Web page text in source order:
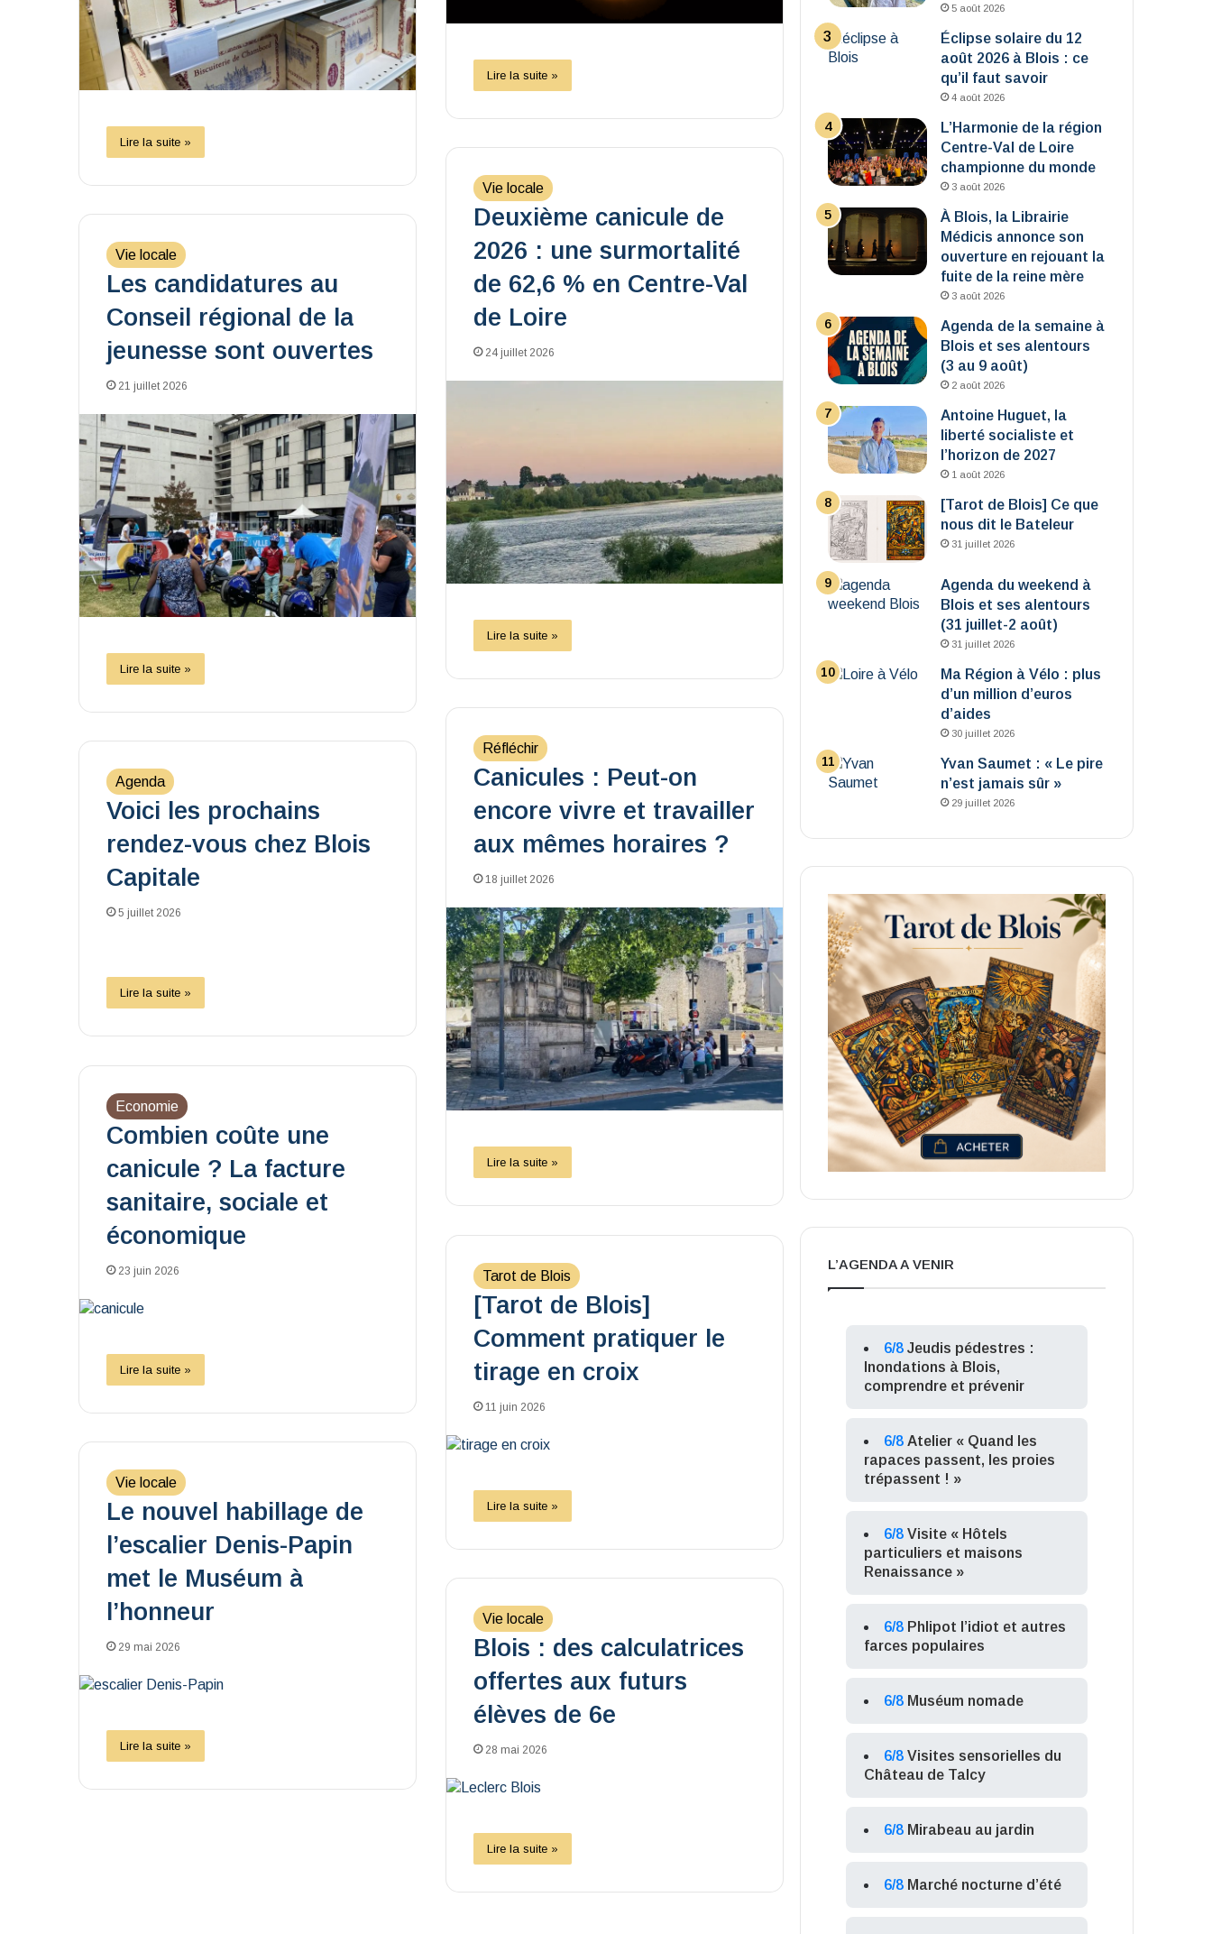
Lire la suite »
Lire la suite »
Vie locale
Deuxième canicule de
2026 : une surmortalité
de 62,6 % en Centre-Val
de Loire
24 juillet 2026
Lire la suite »
Vie locale
Les candidatures au
Conseil régional de la
jeunesse sont ouvertes
21 juillet 2026
Lire la suite »
Réfléchir
Canicules : Peut-on
encore vivre et travailler
aux mêmes horaires ?
18 juillet 2026
Lire la suite »
Agenda
Voici les prochains
rendez-vous chez Blois
Capitale
5 juillet 2026
Lire la suite »
Economie
Combien coûte une
canicule ? La facture
sanitaire, sociale et
économique
23 juin 2026
Lire la suite »
Tarot de Blois
[Tarot de Blois]
Comment pratiquer le
tirage en croix
11 juin 2026
Lire la suite »
Vie locale
Le nouvel habillage de
l’escalier Denis-Papin
met le Muséum à
l’honneur
29 mai 2026
Lire la suite »
Vie locale
Blois : des calculatrices
offertes aux futurs
élèves de 6e
28 mai 2026
Lire la suite »
5 août 2026
Éclipse solaire du 12
août 2026 à Blois : ce
qu’il faut savoir
4 août 2026
L’Harmonie de la région
Centre-Val de Loire
championne du monde
3 août 2026
À Blois, la Librairie
Médicis annonce son
ouverture en rejouant la
fuite de la reine mère
3 août 2026
Agenda de la semaine à
Blois et ses alentours
(3 au 9 août)
2 août 2026
Antoine Huguet, la
liberté socialiste et
l’horizon de 2027
1 août 2026
[Tarot de Blois] Ce que
nous dit le Bateleur
31 juillet 2026
Agenda du weekend à
Blois et ses alentours
(31 juillet-2 août)
31 juillet 2026
Ma Région à Vélo : plus
d’un million d’euros
d’aides
30 juillet 2026
Yvan Saumet : « Le pire
n’est jamais sûr »
29 juillet 2026
L’AGENDA A VENIR
6/8 Jeudis pédestres :
Inondations à Blois,
comprendre et prévenir
6/8 Atelier « Quand les
rapaces passent, les proies
trépassent ! »
6/8 Visite « Hôtels
particuliers et maisons
Renaissance »
6/8 Phlipot l’idiot et autres
farces populaires
6/8 Muséum nomade
6/8 Visites sensorielles du
Château de Talcy
6/8 Mirabeau au jardin
6/8 Marché nocturne d’été